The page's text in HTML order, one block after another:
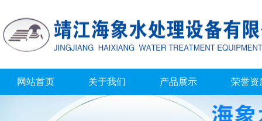
网站首页 关于我们 产品展示 荣誉资